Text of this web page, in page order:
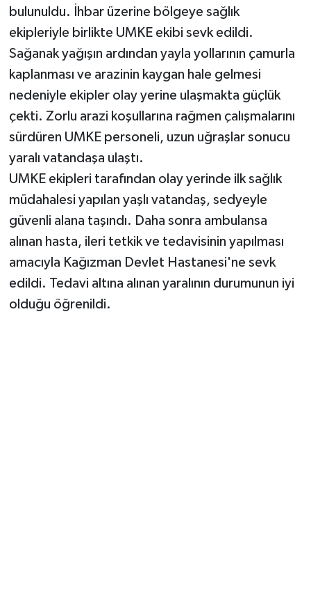
bulunuldu. İhbar üzerine bölgeye sağlık
ekipleriyle birlikte UMKE ekibi sevk edildi.
Sağanak yağışın ardından yayla yollarının çamurla
kaplanması ve arazinin kaygan hale gelmesi
nedeniyle ekipler olay yerine ulaşmakta güçlük
çekti. Zorlu arazi koşullarına rağmen çalışmalarını
sürdüren UMKE personeli, uzun uğraşlar sonucu
yaralı vatandaşa ulaştı.
UMKE ekipleri tarafından olay yerinde ilk sağlık
müdahalesi yapılan yaşlı vatandaş, sedyeyle
güvenli alana taşındı. Daha sonra ambulansa
alınan hasta, ileri tetkik ve tedavisinin yapılması
amacıyla Kağızman Devlet Hastanesi'ne sevk
edildi. Tedavi altına alınan yaralının durumunun iyi
olduğu öğrenildi.